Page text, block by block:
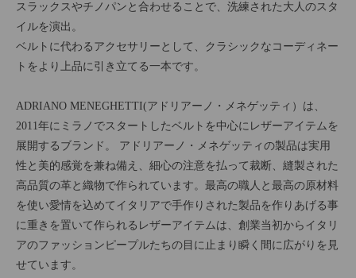
スラックスやチノパンと合わせることで、洗練された大人のスタ
イルを演出。
ベルトに代わるアクセサリーとして、クラシックなコーディネー
トをより上品に引き立てる一本です。
ADRIANO MENEGHETTI(アドリアーノ・メネゲッティ）は、
2011年にミラノでスタートしたベルトを中心にレザーアイテムを
展開するブランド。 アドリアーノ・メネゲッティの製品は実用
性と美的感覚を兼ね備え、細心の注意を払って裁断、縫製された
高品質の革と織物で作られています。最高の職人と最高の原材料
を使い愛情を込めてイタリアで手作りされた製品を作りあげる事
に重きを置いて作られるレザーアイテムは、創業当初からイタリ
アのファッションピープルたちの目に止まり瞬く間に広がりを見
せています。